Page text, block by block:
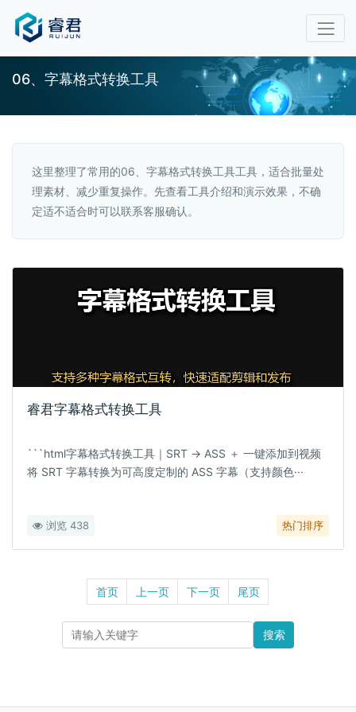
06、字幕格式转换工具
这里整理了常用的06、字幕格式转换工具工具，适合批量处
理素材、减少重复操作。先查看工具介绍和演示效果，不确
定适不适合时可以联系客服确认。
睿君字幕格式转换工具
```html字幕格式转换工具｜SRT → ASS ＋ 一键添加到视频
将 SRT 字幕转换为可高度定制的 ASS 字幕（支持颜色···
浏览 438 热门排序
首页 上一页 下一页 尾页
搜索